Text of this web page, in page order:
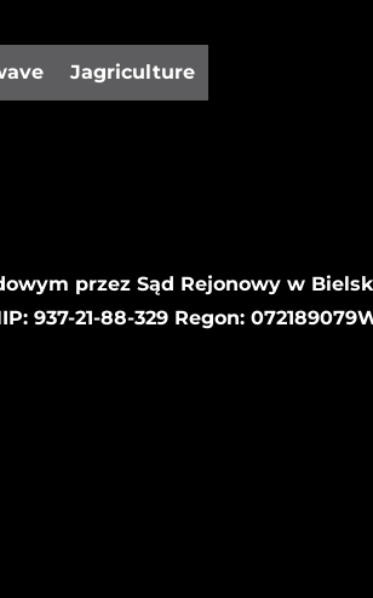
Jagriculture
przez Sąd Rejonowy w
937-21-88-329 Regon: